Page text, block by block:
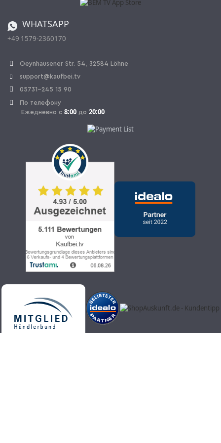
OPAL_WITHDRAW_LINK_TEXT
WHATSAPP
+49 1579-2360170
Oeynhausener Str. 54, 32584 Löhne
support@kaufbei.tv
05731-245 15 90
По телефону
Ежедневно с 8:00 до 20:00